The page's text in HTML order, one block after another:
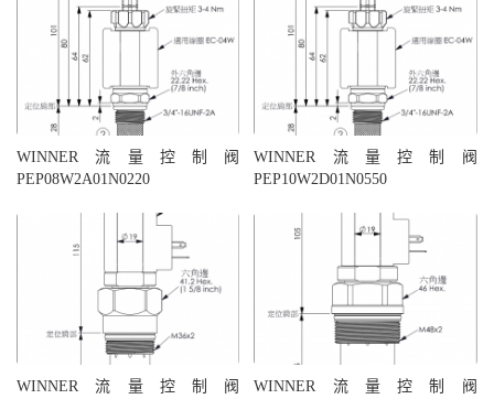
WINNER流量控制阀
PEP08W2A01N0220
WINNER流量控制阀
PEP10W2D01N0550
WINNER流量控制阀
WINNER流量控制阀